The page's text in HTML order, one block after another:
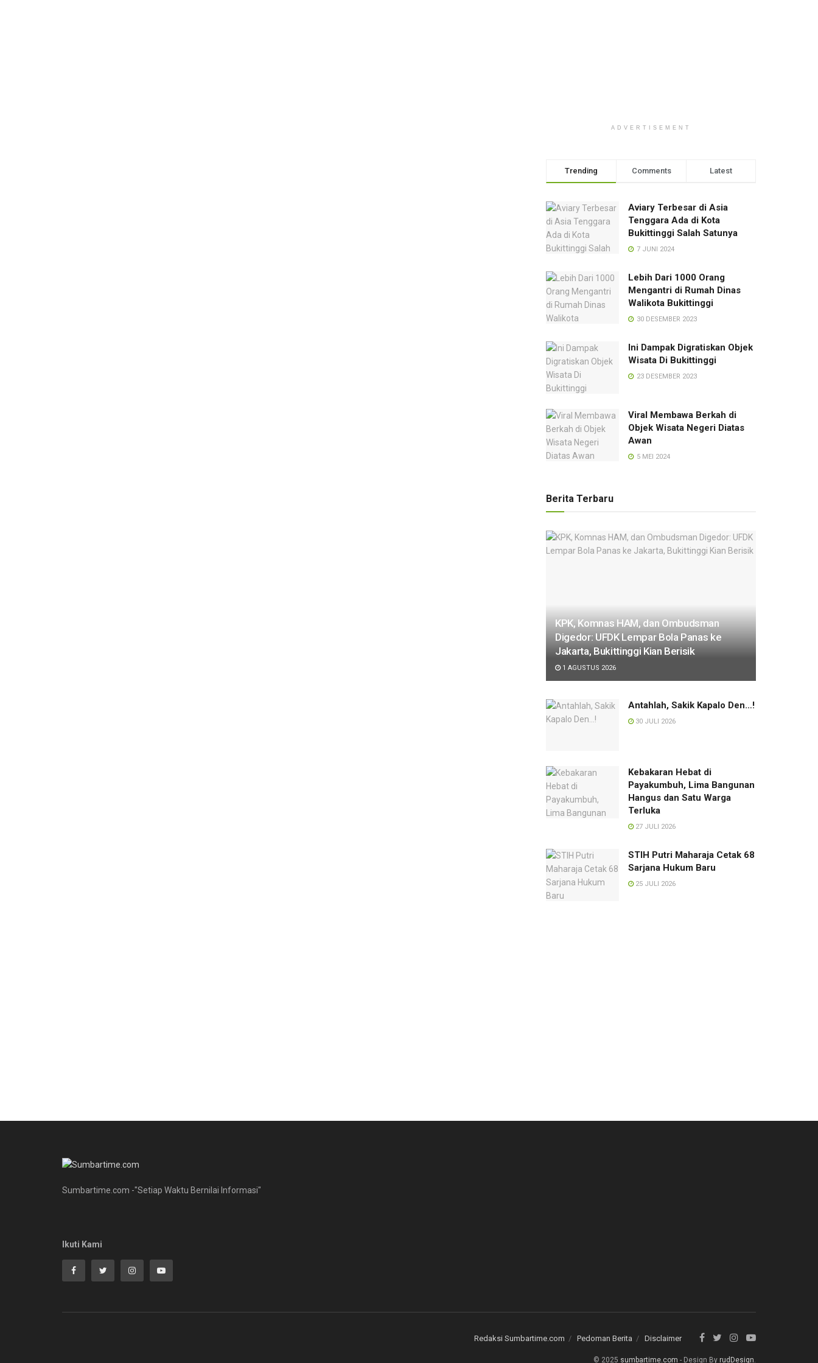
ADVERTISEMENT
Trending Comments Latest
Aviary Terbesar di Asia
Tenggara Ada di Kota
Bukittinggi Salah Satunya
7 JUNI 2024
Lebih Dari 1000 Orang
Mengantri di Rumah Dinas
Walikota Bukittinggi
30 DESEMBER 2023
Ini Dampak Digratiskan Objek
Wisata Di Bukittinggi
23 DESEMBER 2023
Viral Membawa Berkah di
Objek Wisata Negeri Diatas
Awan
5 MEI 2024
Berita Terbaru
KPK, Komnas HAM, dan Ombudsman
Digedor: UFDK Lempar Bola Panas ke
Jakarta, Bukittinggi Kian Berisik
1 AGUSTUS 2026
Antahlah, Sakik Kapalo Den…!
30 JULI 2026
Kebakaran Hebat di
Payakumbuh, Lima Bangunan
Hangus dan Satu Warga
Terluka
27 JULI 2026
STIH Putri Maharaja Cetak 68
Sarjana Hukum Baru
25 JULI 2026
Sumbartime.com -"Setiap Waktu Bernilai Informasi"
Ikuti Kami
Redaksi Sumbartime.com Pedoman Berita Disclaimer
© 2025 sumbartime.com - Design By rudDesign.